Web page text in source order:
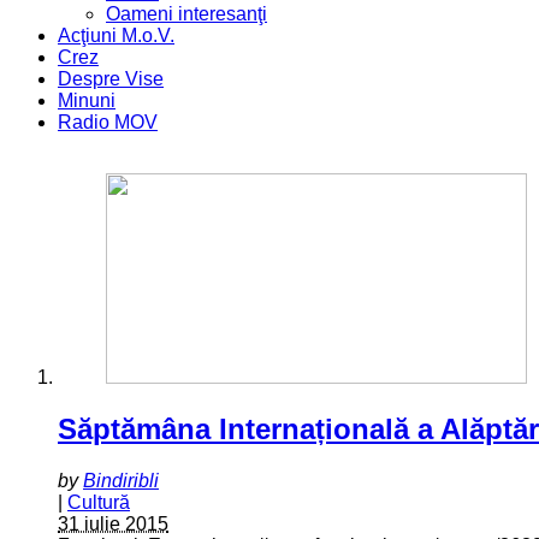
Oameni interesanţi
Acţiuni M.o.V.
Crez
Despre Vise
Minuni
Radio MOV
Săptămâna Internațională a
byBindiribli
Cultură
31 iulie 2015